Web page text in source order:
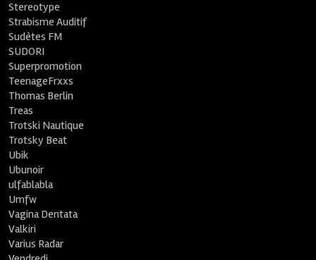
Stereotype
Strabisme Auditif
Sudètes FM
SUDORI
Superpromotion
TeenageFrxxs
Thomas Berlin
Treas
Trotski Nautique
Trotsky Beat
Ubik
Ubunoir
ulfablabla
Umfw
Vagina Dentata
Valkiri
Varius Radar